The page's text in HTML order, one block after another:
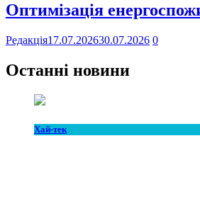
Оптимізація
Редакція17.07.202630.07.2026 0
Останні новини
Хай-тек